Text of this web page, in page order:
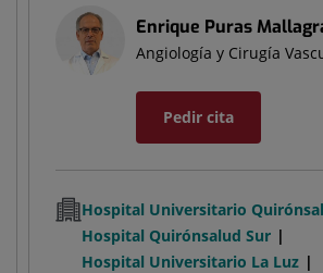
Enrique Puras
Angiología y Cirugía
Pedir cita
Hospital Universitario
Hospital Quirónsalud Sur
Hospital Universitario La Luz